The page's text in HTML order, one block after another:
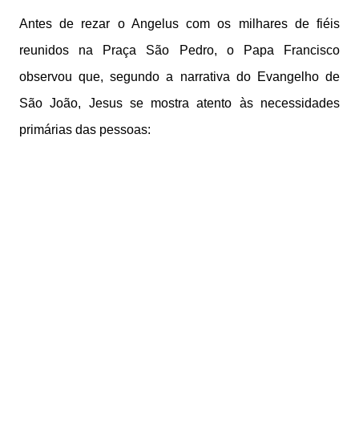
Antes de rezar o Angelus com os milhares de fiéis
reunidos na Praça São Pedro, o Papa Francisco
observou que, segundo a narrativa do Evangelho de
São João, Jesus se mostra atento às necessidades
primárias das pessoas: